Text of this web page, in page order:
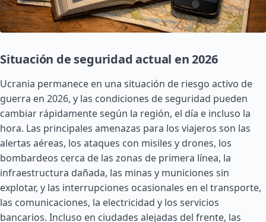
Situación de seguridad actual en 2026
Ucrania permanece en una situación de riesgo activo de
guerra en 2026, y las condiciones de seguridad pueden
cambiar rápidamente según la región, el día e incluso la
hora. Las principales amenazas para los viajeros son las
alertas aéreas, los ataques con misiles y drones, los
bombardeos cerca de las zonas de primera línea, la
infraestructura dañada, las minas y municiones sin
explotar, y las interrupciones ocasionales en el transporte,
las comunicaciones, la electricidad y los servicios
bancarios. Incluso en ciudades alejadas del frente, las